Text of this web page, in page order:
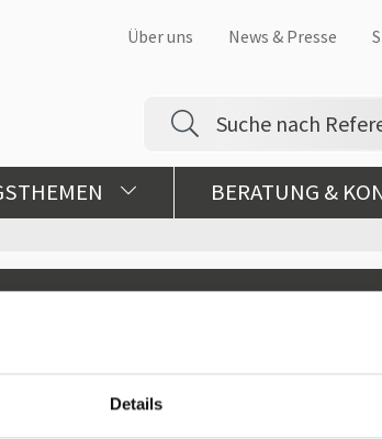
Details
Über uns News & Presse
BERATUNG &